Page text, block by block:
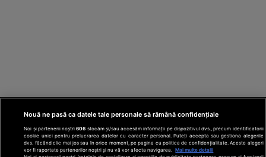
Nouă ne pasă ca datele tale personale să rămână confidențiale
Noi și partenerii noștri606 stocăm și/sau accesăm informații pe dispozitivul dvs., precum identificatorii
cookie unici pentru prelucrarea datelor cu caracter personal. Puteți accepta sau gestiona alegerile
dvs. făcând clic mai jos sau în orice moment, pe pagina cu politica de confidențialitate. Aceste alegeri
vor fi raportate partenerilor noștri și nu vă vor afecta navigarea.
Mai multe detalii